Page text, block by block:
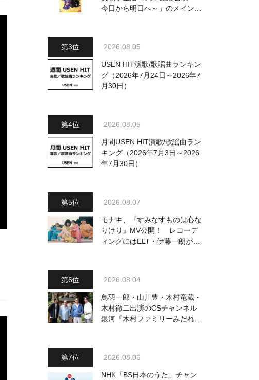
今日から明日へ～」のメインビ
2026.08.05
USEN HIT演歌/歌謡曲ランキン
グ（2026年7月24日～2026年7
月30日）
2026.08.05
月間USEN HIT演歌/歌謡曲ラン
キング（2026年7月3日～2026
年7月30日）
2026.08.07
モナキ、『すみなすものは心な
りけり』MV公開！ レコーデ
ィングにはELT・伊藤一朗がリ
2026.08.04
鳥羽一郎・山川豊・木村竜蔵・
木村徹二出演のCSチャンネル
銀河『木村ファミリーみだれ旅
2026.08.06
NHK「BS日本のうた」チャン